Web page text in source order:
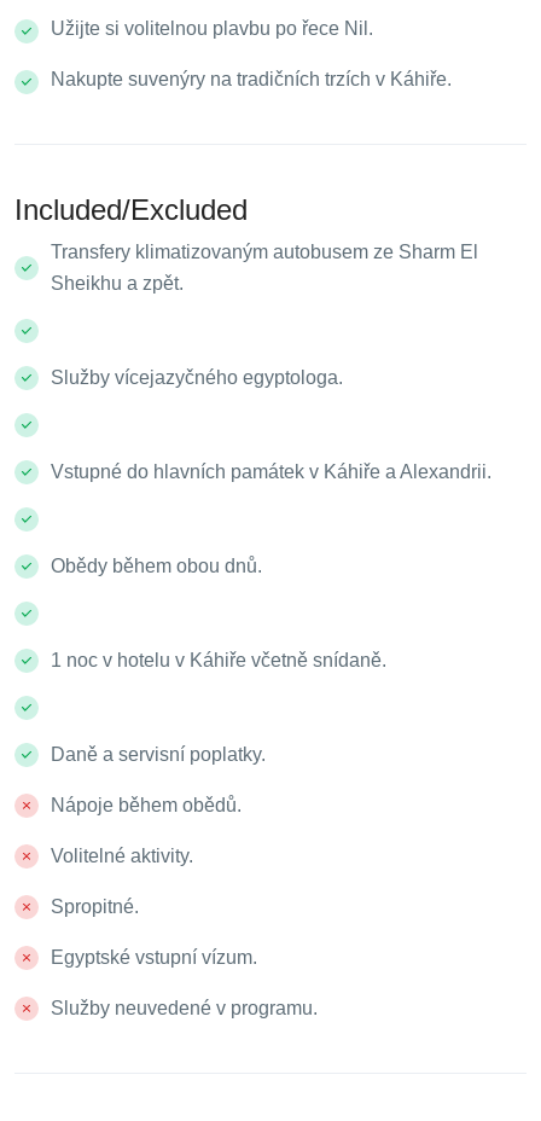
Užijte si volitelnou plavbu po řece Nil.
Nakupte suvenýry na tradičních trzích v Káhiře.
Included/Excluded
Transfery klimatizovaným autobusem ze Sharm El
Sheikhu a zpět.
Služby vícejazyčného egyptologa.
Vstupné do hlavních památek v Káhiře a Alexandrii.
Obědy během obou dnů.
1 noc v hotelu v Káhiře včetně snídaně.
Daně a servisní poplatky.
Nápoje během obědů.
Volitelné aktivity.
Spropitné.
Egyptské vstupní vízum.
Služby neuvedené v programu.